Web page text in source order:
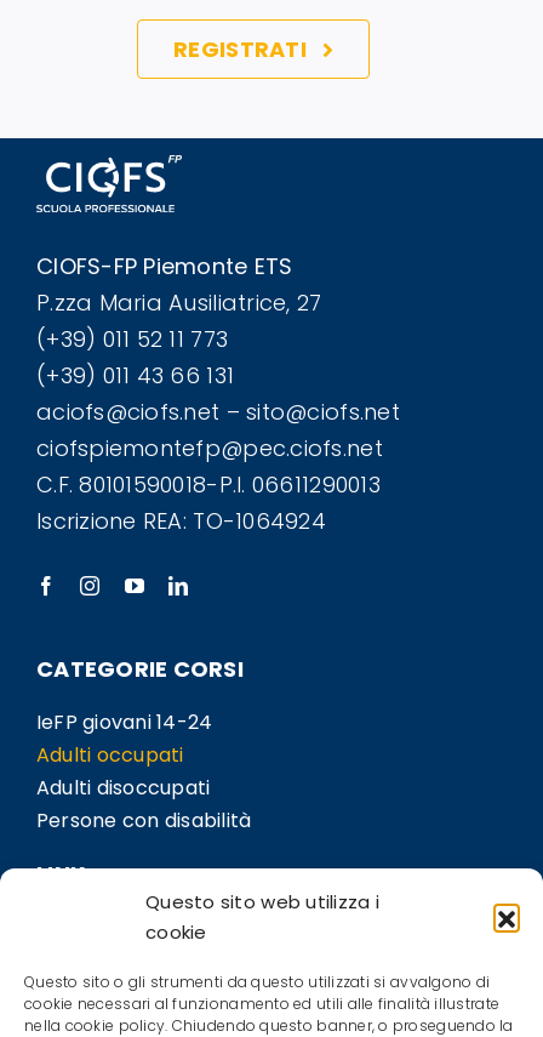
Questo sito web utilizza i
cookie
Questo sito o gli strumenti da questo utilizzati si avvalgono di
cookie necessari al funzionamento ed utili alle finalità illustrate
nella cookie policy. Chiudendo questo banner, o proseguendo la
REGISTRATI
CIOFS-FP Piemonte ETS
P.zza Maria Ausiliatrice, 27
(+39) 011 52 11 773
(+39) 011 43 66 131
aciofs@ciofs.net – sito@ciofs.net
ciofspiemontefp@pec.ciofs.net
C.F. 80101590018-P.I. 06611290013
Iscrizione REA: TO-1064924
CATEGORIE CORSI
IeFP giovani 14-24
Adulti occupati
Adulti disoccupati
Persone con disabilità
LINK
Contatti